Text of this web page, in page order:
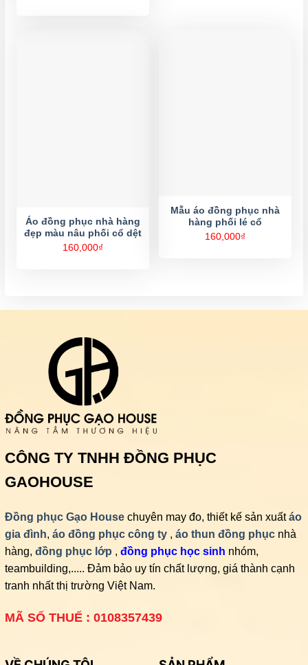
Áo đồng phục nhà hàng
đẹp màu nâu phối cổ dệt
160,000₫
Mẫu áo đồng phục nhà
hàng phối lé cổ
160,000₫
CÔNG TY TNHH ĐỒNG PHỤC
GAOHOUSE
Đồng phục Gạo Housechuyên may đo, thiết kế sản xuấtáo
gia đình, áo đồng phục công ty, áo thun đồng phụcnhà
hàng, đồng phục lớp , đồng phục học sinh nhóm,
teambuilding,..... Đảm bảo uy tín chất lượng, giá thành cạnh
tranh nhất thị trường Việt Nam.
MÃ SỐ THUẾ : 0108357439